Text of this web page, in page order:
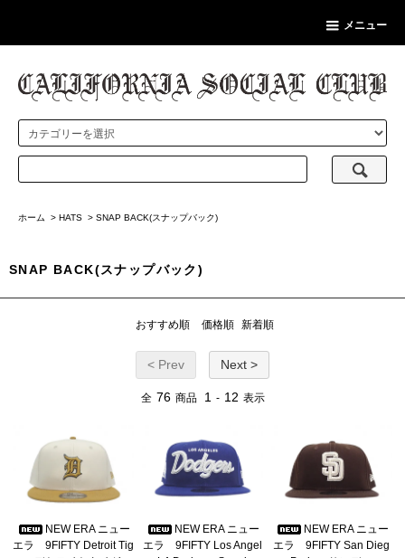
メニュー
ホーム > HATS > SNAP BACK(スナップバック)
SNAP BACK(スナップバック)
おすすめ順 価格順 新着順
< Prev Next >
全 76 商品 1 - 12 表示
NEW ERA ニュー
エラ 9FIFTY Detroit Tig
NEW ERA ニュー
エラ 9FIFTY Los Angel
NEW ERA ニュー
エラ 9FIFTY San Dieg